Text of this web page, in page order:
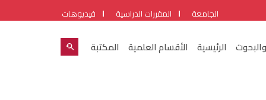
الجامعة المقررات الدراسية فيديوهات
الرئيسية الأقسام العلمية المكتبة